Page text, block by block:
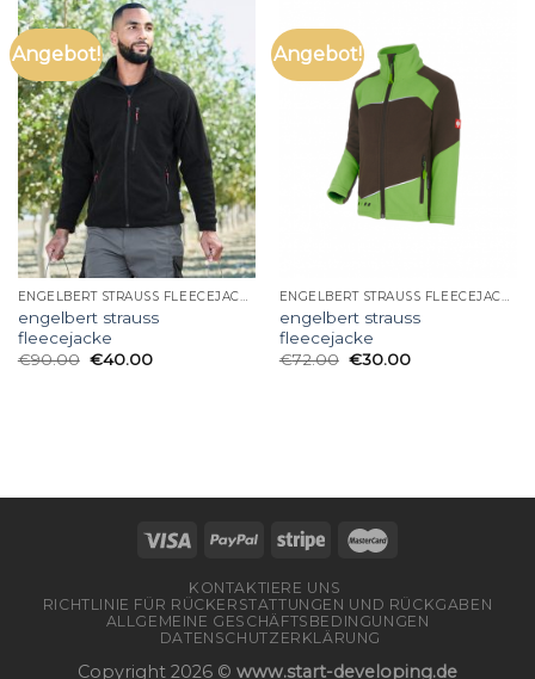
Angebot!
ENGELBERT STRAUSS FLEECEJACKE
engelbert strauss
fleecejacke
€90.00 €40.00
Angebot!
ENGELBERT STRAUSS FLEECEJACKE
engelbert strauss
fleecejacke
€72.00 €30.00
KONTAKTIERE UNS
RICHTLINIE FÜR RÜCKERSTATTUNGEN UND RÜCKGABEN
ALLGEMEINE GESCHÄFTSBEDINGUNGEN
DATENSCHUTZERKLÄRUNG
Copyright 2026 © www.start-developing.de